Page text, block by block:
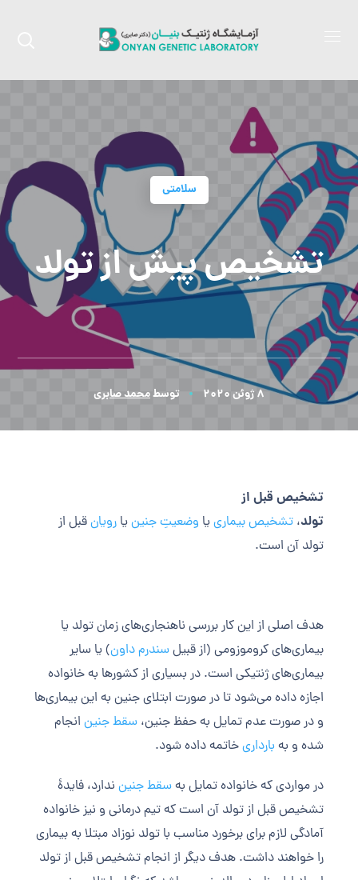
سلامتی
تشخیص پیش از تولد
8 ژوئن 2020 توسطمحمد صابری
تشخیص قبل از
تولد، تشخیصبیمارییا وضعیتِجنینیا رویانقبل از
تولد آن است.
هدف اصلی از این کار بررسی ناهنجاری‌های زمان تولد یا
بیماری‌های کروموزومی (از قبیلسندرم داون) یا سایر
بیماری‌های ژنتیکی است. در بسیاری از کشورها به خانواده
اجازه داده می‌شود تا در صورت ابتلای جنین به این بیماری‌ها
و در صورت عدم تمایل به حفظ جنین، سقط جنین انجام
شده و به بارداریخاتمه داده شود.
در مواردی که خانواده تمایل بهسقط جنین ندارد، فایدهٔ
تشخیص قبل از تولد آن است که تیم درمانی و نیز خانواده
آمادگی لازم برای برخورد مناسب با تولد نوزاد مبتلا به بیماری
را خواهند داشت. هدف دیگر از انجام تشخیص قبل از تولد